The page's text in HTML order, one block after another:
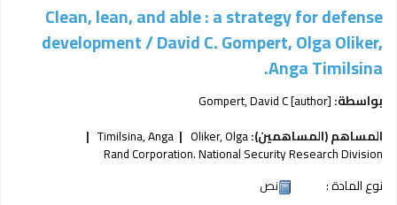
Clean, lean, and able : a strategy for defense
development /David C. Gompert, Olga Oliker,
Anga Timilsina.
بواسطة: Gompert, David C[author]
المساهم (المساهمين):Oliker, Olga
Timilsina, Anga
Rand Corporation. National Security Research Division
نوع المادة :
نص